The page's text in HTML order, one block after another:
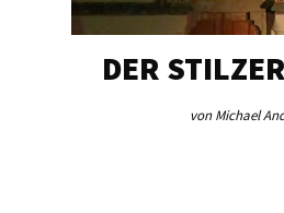
DER
von Michael